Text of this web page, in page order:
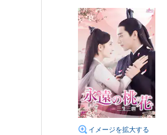
イメージを拡大する